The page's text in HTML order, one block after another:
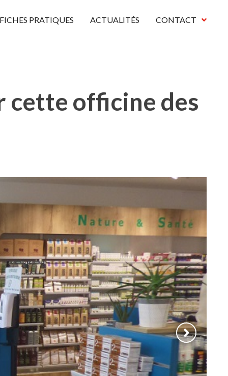
PRATIQUES ACTUALITÉS CONTACT
cette officine des